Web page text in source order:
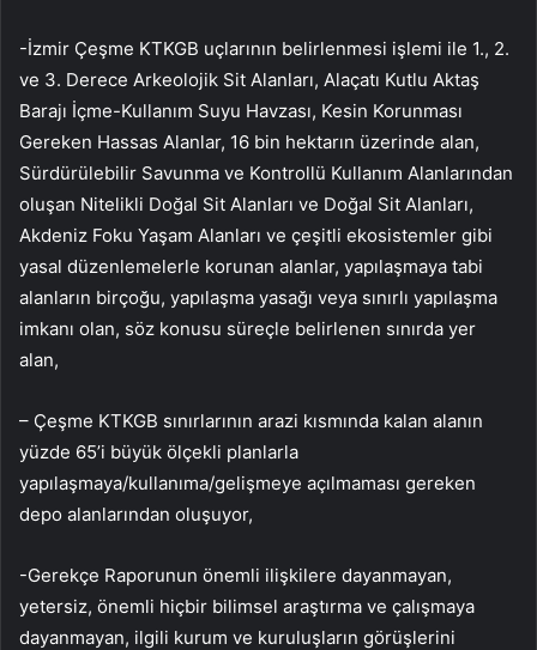
-İzmir Çeşme KTKGB uçlarının belirlenmesi işlemi ile 1., 2.
ve 3. Derece Arkeolojik Sit Alanları, Alaçatı Kutlu Aktaş
Barajı İçme-Kullanım Suyu Havzası, Kesin Korunması
Gereken Hassas Alanlar, 16 bin hektarın üzerinde alan,
Sürdürülebilir Savunma ve Kontrollü Kullanım Alanlarından
oluşan Nitelikli Doğal Sit Alanları ve Doğal Sit Alanları,
Akdeniz Foku Yaşam Alanları ve çeşitli ekosistemler gibi
yasal düzenlemelerle korunan alanlar, yapılaşmaya tabi
alanların birçoğu, yapılaşma yasağı veya sınırlı yapılaşma
imkanı olan, söz konusu süreçle belirlenen sınırda yer
alan,
– Çeşme KTKGB sınırlarının arazi kısmında kalan alanın
yüzde 65’i büyük ölçekli planlarla
yapılaşmaya/kullanıma/gelişmeye açılmaması gereken
depo alanlarından oluşuyor,
-Gerekçe Raporunun önemli ilişkilere dayanmayan,
yetersiz, önemli hiçbir bilimsel araştırma ve çalışmaya
dayanmayan, ilgili kurum ve kuruluşların görüşlerini